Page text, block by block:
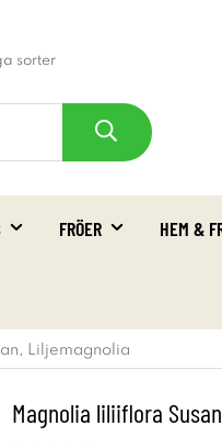
sorter
FRÖER HEM &
Liljemagnolia
Magnolia liliiflora